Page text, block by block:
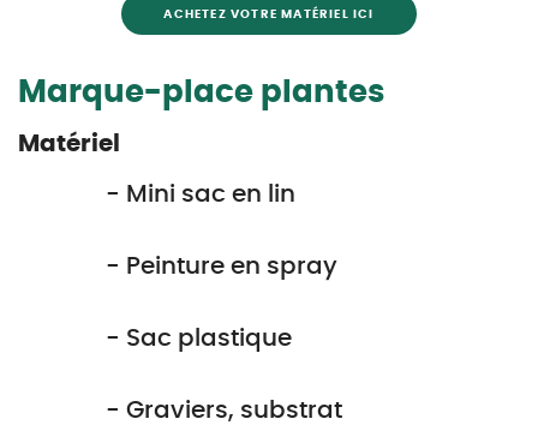
ACHETEZ VOTRE MATÉRIEL ICI
Marque-place plantes
Matériel
- Mini sac en lin
- Peinture en spray
- Sac plastique
- Graviers, substrat